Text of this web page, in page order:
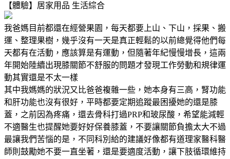
【體驗】居家用品 生活綜合
我爸媽目前都還在經營果園，每天都要上山、下山，採果、搬
運、整理果樹，幾乎沒有一天是真正輕鬆的以前總覺得他們每
天都有在活動，應該算是有運動，但隨著年紀慢慢增長，這兩
年開始陸續出現膝關節不舒服的問題才發現工作勞動和規律運
動其實還是不太一樣
其中我媽媽的狀況又比爸爸複雜一些，她本身有三高，腎功能
和肝功能也沒有很好，平時都要定期追蹤最困擾她的還是膝
蓋，之前因為疼痛，還去骨科打過PRP和玻尿酸，希望能減輕
不適醫生也提醒她要好好保養膝蓋，不要讓關節負擔太大不過
最讓我們苦惱的是，不同科別給的建議好像都有道理家醫科醫
師則鼓勵她不要一直坐著，還是要適度活動，讓下肢循環維持